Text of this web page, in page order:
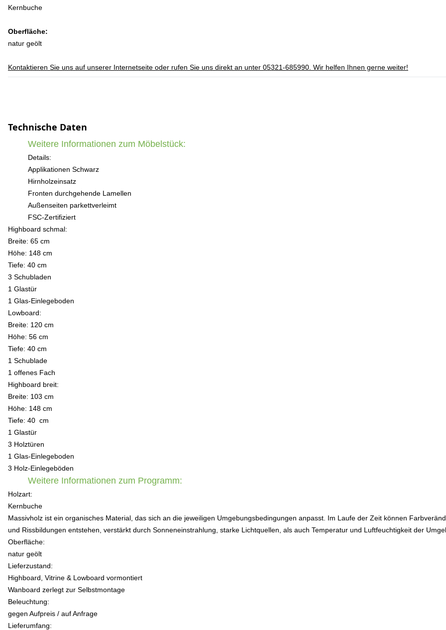
Kernbuche
Oberfläche:
natur geölt
Kontaktieren Sie uns auf unserer Internetseite oder rufen Sie uns direkt an unter 05321-685990. Wir helfen Ihnen gerne weiter!
Technische Daten
Weitere Informationen zum Möbelstück:
Details:
Applikationen Schwarz
Hirnholzeinsatz
Fronten durchgehende Lamellen
Außenseiten parkettverleimt
FSC-Zertifiziert
Highboard schmal:
Breite: 65 cm
Höhe: 148 cm
Tiefe: 40 cm
3 Schubladen
1 Glastür
1 Glas-Einlegeboden
Lowboard:
Breite: 120 cm
Höhe: 56 cm
Tiefe: 40 cm
1 Schublade
1 offenes Fach
Highboard breit:
Breite: 103 cm
Höhe: 148 cm
Tiefe: 40 cm
1 Glastür
3 Holztüren
1 Glas-Einlegeboden
3 Holz-Einlegeböden
Weitere Informationen zum Programm:
Holzart:
Kernbuche
Massivholz ist ein organisches Material, das sich an die jeweiligen Umgebungsbedingungen anpasst. Im Laufe der Zeit können
und Rissbildungen entstehen, verstärkt durch Sonneneinstrahlung, starke Lichtquellen, als auch Temperatur und Luftfeuchtigkeit der
Oberfläche:
natur geölt
Lieferzustand:
Highboard, Vitrine & Lowboard vormontiert
Wanboard zerlegt zur Selbstmontage
Beleuchtung:
gegen Aufpreis / auf Anfrage
Lieferumfang: